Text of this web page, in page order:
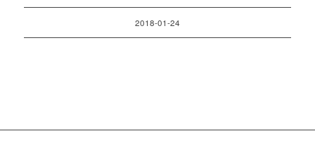
2018-01-24